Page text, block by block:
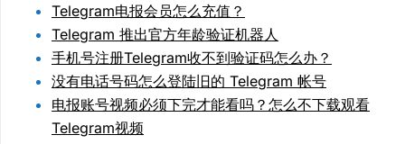
Telegram电报会员怎么充值？
Telegram 推出官方年龄验证机器人
手机号注册Telegram收不到验证码怎么办？
没有电话号码怎么登陆旧的 Telegram 帐号
电报账号视频必须下完才能看吗？怎么不下载观看
Telegram视频